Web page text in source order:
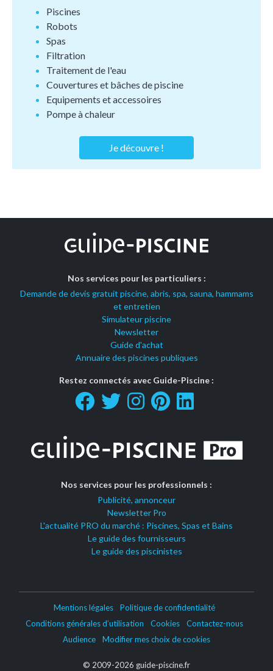
Piscines
Robots
Spas
Filtration
Traitement de l'eau
Couvertures et bâches de piscine
Equipements et accessoires
Pompe à chaleur
Je découvre !
Nos services pour les particuliers :
Demande de devis gratuit piscine, abris, spa, sauna, hammams
et entretien
Simulateur piscine
Newsletter
Guide d'achat
Annuaire des piscines publiques
Restez connectés avec Guide-Piscine :
Nos services pour les professionnels :
Publicité, annonceur
Newsletter Pro
L'actualité PRO du marché : Piscines, Spas et Bains
Le guide des fournisseurs
Le guide des piscinistes
Mentions légales
Politique de confidentialité
Conditions générales d’utilisation
Cookies
Contactez-nous
Audience
Modifier mes choix de cookies
© 2009-2026 guide-piscine.fr